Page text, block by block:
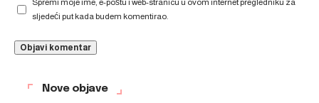
Spremi moje ime, e-poštu i web-stranicu u ovom internet pregledniku za
sljedeći put kada budem komentirao.
Nove objave